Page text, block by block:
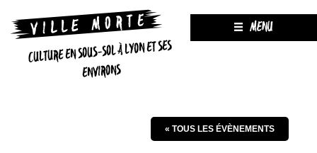
CULTURE EN SOUS-SOL À LYON ET SES
ENVIRONS
MENU
« TOUS LES ÉVÈNEMENTS